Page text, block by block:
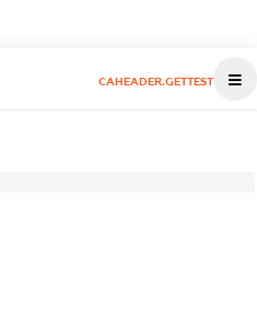
CAHEADER.GETTEST